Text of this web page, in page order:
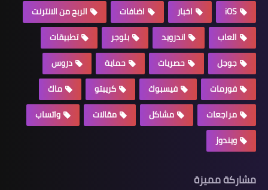
iOS اخبار اضافات
الربح من الانترنت
العاب
اندرويد بلوجر
تطبيقات
جوجل
حصريات حماية
دروس
فورمات
فيسبوك كريبتو
ماك
مراجعات
مشاكل مقالات
واتساب
ويندوز
مشاركة مميزة